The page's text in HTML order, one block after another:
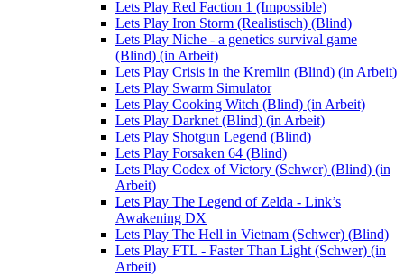
Lets Play Red Faction 1 (Impossible)
Lets Play Iron Storm (Realistisch) (Blind)
Lets Play Niche - a genetics survival game
(Blind) (in Arbeit)
Lets Play Crisis in the Kremlin (Blind) (in Arbeit)
Lets Play Swarm Simulator
Lets Play Cooking Witch (Blind) (in Arbeit)
Lets Play Darknet (Blind) (in Arbeit)
Lets Play Shotgun Legend (Blind)
Lets Play Forsaken 64 (Blind)
Lets Play Codex of Victory (Schwer) (Blind) (in
Arbeit)
Lets Play The Legend of Zelda - Link’s
Awakening DX
Lets Play The Hell in Vietnam (Schwer) (Blind)
Lets Play FTL - Faster Than Light (Schwer) (in
Arbeit)